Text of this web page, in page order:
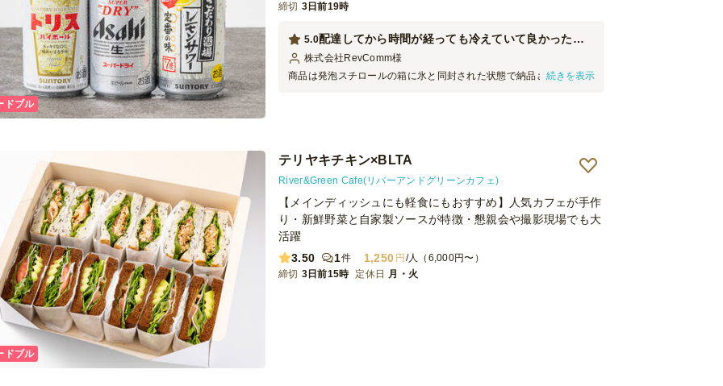
締切 3日前19時
配達してから時間が経っても冷えていて良かったです
5.0
株式会社RevComm様
商品は発泡スチロールの箱に氷と同封された状態で納品され、乾杯
続きを表示
ドブル
テリヤキチキン×BLTA
River&Green Cafe(リバーアンドグリーンカフェ)
【メインディッシュにも軽食にもおすすめ】人気カフェが手作
り・新鮮野菜と自家製ソースが特徴・懇親会や撮影現場でも大
活躍
3.50
1件 1,250 円/人（6,000円〜）
締切 3日前15時 定休日 月・火
ドブル